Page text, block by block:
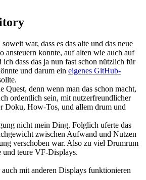
war, dass es das alte und das neue
ansteuern konnte, auf alten wie auch auf
ich dass das ja nun fast schon nützlich für
und darum ein eigenes GitHub-
Quest, denn wenn man das schon macht,
ordentlich sein, mit nutzerfreundlicher
Doku, How-Tos, und allem drum und
nicht mein Ding. Folglich uferte das
zwischen Aufwand und Nutzen
verschoben war. Also zu viel Drumrum
und teure VF-Displays.
mit anderen Displays funktionieren